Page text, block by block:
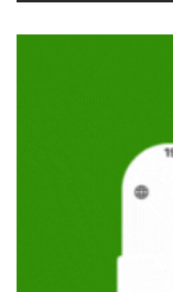
التالية